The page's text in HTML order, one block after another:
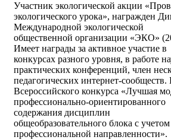
Участник экологической акции
экологического урока», награжден
Международной экологической
общественной организации «ЭКО»
Имеет награды за активное участие в
конкурсах разного уровня, в работе
практических конференций, член
педагогических интернет-сообществ.
Всероссийского конкурса «Лучшая
профессионально-ориентированного
содержания дисциплин
общеобразовательного блока с учетом
профессиональной направленности».